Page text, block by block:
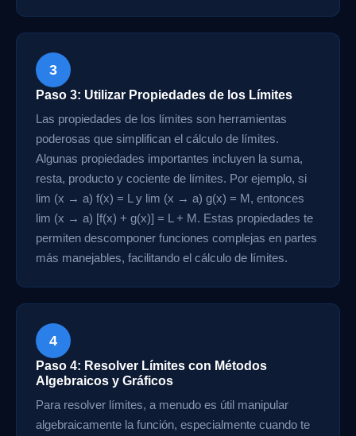
3
Paso 3: Utilizar Propiedades de los Límites
Las propiedades de los límites son herramientas
poderosas que simplifican el cálculo de límites.
Algunas propiedades importantes incluyen la suma,
resta, producto y cociente de límites. Por ejemplo, si
lim (x → a) f(x) = L y lim (x → a) g(x) = M, entonces
lim (x → a) [f(x) + g(x)] = L + M. Estas propiedades te
permiten descomponer funciones complejas en partes
más manejables, facilitando el cálculo de límites.
4
Paso 4: Resolver Límites con Métodos
Algebraicos y Gráficos
Para resolver límites, a menudo es útil manipular
algebraicamente la función, especialmente cuando te